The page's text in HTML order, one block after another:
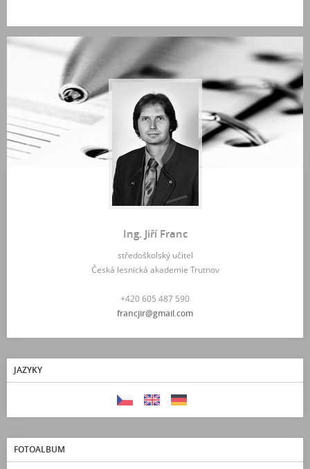
Ing. Jiří Franc
středoškolský učitel
Česká lesnická akademie Trutnov
+420 605 487 590
francjir@gmail.com
JAZYKY
FOTOALBUM